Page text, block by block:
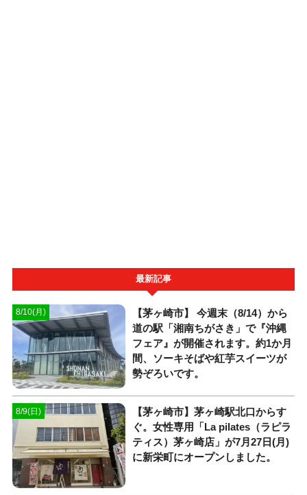
最新記事
8/10(月)
【茅ヶ崎市】 今週末（8/14）から
道の駅「湘南ちがさき」で『沖縄
フェア』が開催されます。約1か月
間、ソーキそばや紅芋スイーツが
勢ぞろいです。
8/9(日)
【茅ヶ崎市】茅ヶ崎駅北口からす
ぐ。女性専用「La pilates（ラピラ
ティス）茅ヶ崎店」が7月27日(月)
に新栄町にオープンしました。